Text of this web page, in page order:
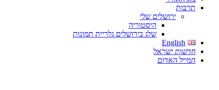
תרבות
ירושלים שלי
היסטוריה
שלג בירושלים גלריית תמונות
English
חדשות ישראל
המייל האדום